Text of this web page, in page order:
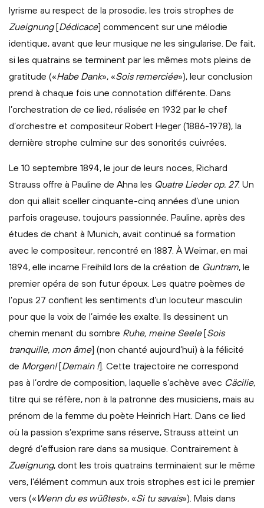
lyrisme au respect de la prosodie, les trois strophes de
Zueignung[Dédicace] commencent sur une mélodie
identique, avant que leur musique ne les singularise. De fait,
si les quatrains se terminent par les mêmes mots pleins de
gratitude («Habe Dank», «Sois remerciée»), leur conclusion
prend à chaque fois une connotation différente. Dans
l’orchestration de ce lied, réalisée en 1932 par le chef
d’orchestre et compositeur Robert Heger (1886-1978), la
dernière strophe culmine sur des sonorités cuivrées.
Le 10 septembre 1894, le jour de leurs noces, Richard
Strauss offre à Pauline de Ahna les Quatre Lieder op. 27. Un
don qui allait sceller cinquante-cinq années d’une union
parfois orageuse, toujours passionnée. Pauline, après des
études de chant à Munich, avait continué sa formation
avec le compositeur, rencontré en 1887. À Weimar, en mai
1894, elle incarne Freihild lors de la création de Guntram, le
premier opéra de son futur époux. Les quatre poèmes de
l’opus 27 confient les sentiments d’un locuteur masculin
pour que la voix de l’aimée les exalte. Ils dessinent un
chemin menant du sombre Ruhe, meine Seele[Sois
tranquille, mon âme] (non chanté aujourd’hui) à la félicité
de Morgen![Demain !]. Cette trajectoire ne correspond
pas à l’ordre de composition, laquelle s’achève avec Cäcilie,
titre qui se réfère, non à la patronne des musiciens, mais au
prénom de la femme du poète Heinrich Hart. Dans ce lied
où la passion s’exprime sans réserve, Strauss atteint un
degré d’effusion rare dans sa musique. Contrairement à
Zueignung, dont les trois quatrains terminaient sur le même
vers, l’élément commun aux trois strophes est ici le premier
vers (« Wenn du es wüßtest», «Si tu savais»). Mais dans